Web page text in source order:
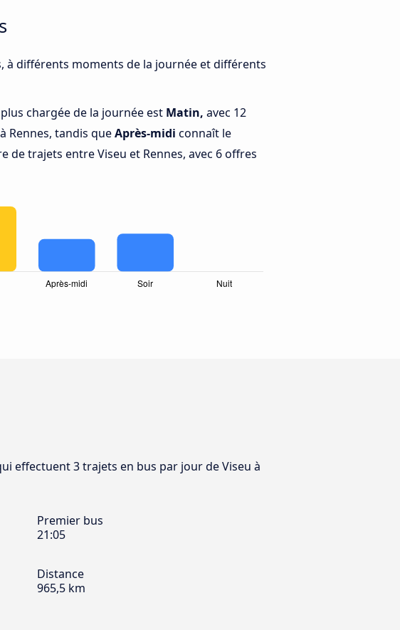
à différents moments de la journée et différents
chargée de la journée est Matin, avec 12
Rennes, tandis queAprès-midi connaît le
de trajets entre Viseu et Rennes, avec 6 offres
effectuent 3 trajets en bus par jour de Viseu à
Premier bus
21:05
Distance
965,5 km